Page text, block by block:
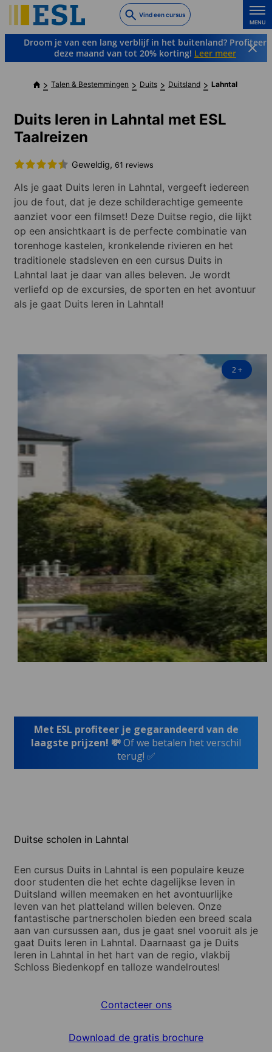
to
main
content
Vind een cursus
MENU
Droom je van een lang verblijf in het buitenland? Profiteer
deze maand van tot 20% korting! Leer meer
Talen & Bestemmingen Duits Duitsland Lahntal
Duits leren in Lahntal met ESL
Taalreizen
Geweldig, 61 reviews
Als je gaat Duits leren in Lahntal, vergeeft iedereen
jou de fout, dat je deze schilderachtige gemeente
aanziet voor een filmset! Deze Duitse regio, die lijkt
op een ansichtkaart is de perfecte combinatie van
torenhoge kastelen, kronkelende rivieren en het
traditionele stadsleven en een cursus Duits in
Lahntal laat je daar van alles beleven. Je wordt
verliefd op de excursies, de sporten en het avontuur
als je gaat Duits leren in Lahntal!
2+
Met ESL profiteer je gegarandeerd van de
laagste prijzen! 💸Of we betalen het verschil
terug! ✅
Duitse scholen in Lahntal
Een cursus Duits in Lahntal is een populaire keuze
door studenten die het echte dagelijkse leven in
Duitsland willen meemaken en het avontuurlijke
leven van het platteland willen beleven. Onze
fantastische partnerscholen bieden een breed scala
aan van cursussen aan, dus je gaat snel vooruit als je
gaat Duits leren in Lahntal. Daarnaast ga je Duits
leren in Lahntal in het hart van de regio, vlakbij
Schloss Biedenkopf en talloze wandelroutes!
Contacteer ons
Download de gratis brochure